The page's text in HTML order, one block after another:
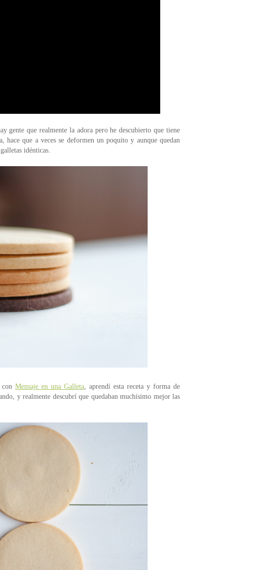
gente que realmente la adora pero he descubierto que tiene
que a veces se deformen un poquito y aunque quedan
idénticas.
Mensaje en una Galleta , aprendí esta receta y forma de
y realmente descubrí que quedaban muchísimo mejor las